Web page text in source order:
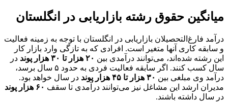
میانگین حقوق رشته بازاریابی در انگلستان
درآمد فارغ‌التحصیلان بازاریابی در انگلستان با توجه به زمینه فعالیت
و سابقه کاری آنها متغیر است. افرادی که به تازگی وارد بازار کار
این رشته شده‌اند، می‌توانند درآمدی بین ۲۰ هزار تا ۳۰ هزار پوند
در
سال کسب کنند. اگر سابقه فعالیت فردی به حدود ۵ سال برسد،
درآمد وی مبلغی بین ۳۰ هزار تا ۴۵ هزار پوند
در سال خواهد بود.
مدیران ارشد این مشاغل نیز می‌توانند درآمدی تا سقف ۶۰ هزار پوند
در سال داشته باشند.